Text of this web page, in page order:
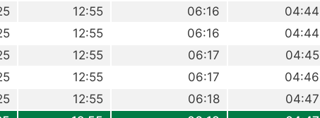
04:44
06:16
12:55
04:44
06:16
12:55
04:45
06:17
12:55
04:46
06:17
12:55
04:47
06:18
12:55